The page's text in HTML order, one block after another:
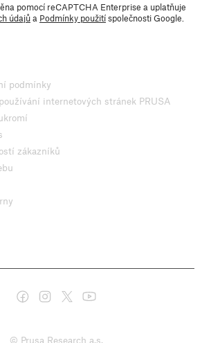
pomocí reCAPTCHA Enterprise a uplatňuje
údajůa Podmínky použitíspolečnosti Google.
podmínky
internetových stránek PRUSA
zákazníků
© Prusa Research a.s.